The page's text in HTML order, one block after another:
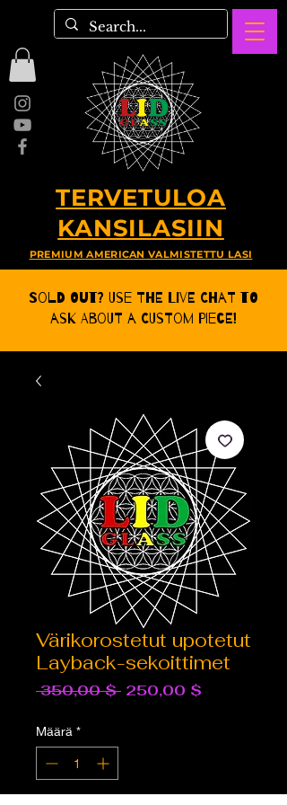
TERVETULOA
KANSILASIIN
PREMIUM AMERICAN VALMISTETTU LASI
Sold Out? Use the Live CHat to
ask about a Custom Piece!
Värikorostetut upotetut
Layback-sekoittimet
350,00 $ Normaali
250,00 $
Määrä *